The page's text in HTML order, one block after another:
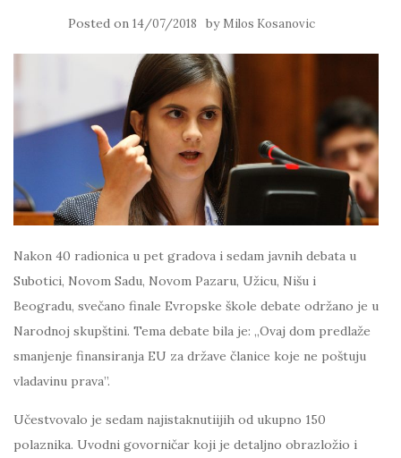
Posted on 14/07/2018 by Milos Kosanovic
Nakon 40 radionica u pet gradova i sedam javnih debata u
Subotici, Novom Sadu, Novom Pazaru, Užicu, Nišu i
Beogradu, svečano finale Evropske škole debate održano je u
Narodnoj skupštini. Tema debate bila je: „Ovaj dom predlaže
smanjenje finansiranja EU za države članice koje ne poštuju
vladavinu prava”.
Učestvovalo je sedam najistaknutiijih od ukupno 150
polaznika. Uvodni govorničar koji je detaljno obrazložio i